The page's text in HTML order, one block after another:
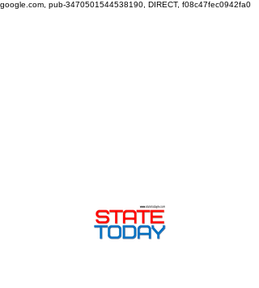
google.com, pub-3470501544538190, DIRECT, f08c47fec0942fa0